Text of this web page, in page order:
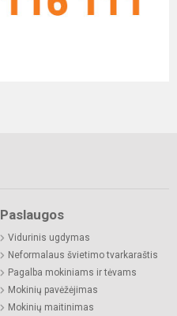
Paslaugos
Vidurinis ugdymas
Neformalaus švietimo tvarkaraštis
Pagalba mokiniams ir tėvams
Mokinių pavėžėjimas
Mokinių maitinimas